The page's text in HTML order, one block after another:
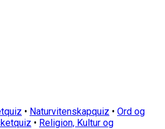
• Naturvitenskapquiz • Ord og
• Religion, Kultur og